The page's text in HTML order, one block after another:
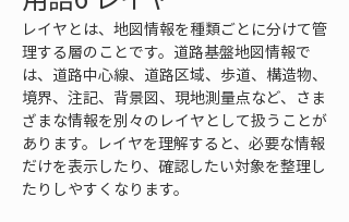
レイヤとは、地図情報を種類ごとに分けて管
理する層のことです。道路基盤地図情報で
は、道路中心線、道路区域、歩道、構造物、
境界、注記、背景図、現地測量点など、さま
ざまな情報を別々のレイヤとして扱うことが
あります。レイヤを理解すると、必要な情報
だけを表示したり、確認したい対象を整理し
たりしやすくなります。